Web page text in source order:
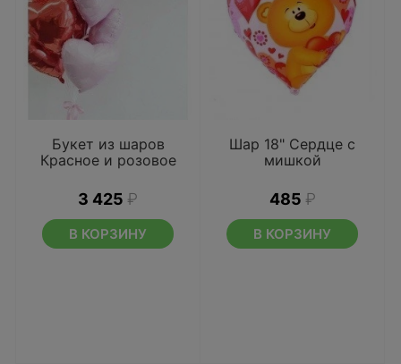
Букет из шаров
Красное и розовое
3 425 ₽
В КОРЗИНУ
Шар 18" Сердце с
мишкой
485 ₽
В КОРЗИНУ